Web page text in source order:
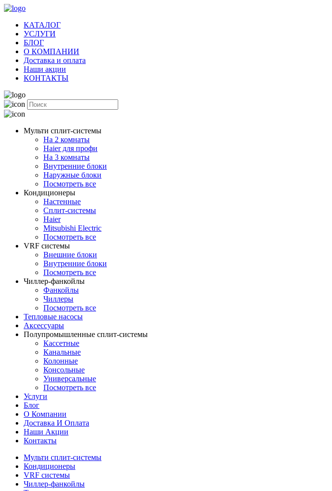
КАТАЛОГ
УСЛУГИ
БЛОГ
О КОМПАНИИ
Доставка и оплата
Наши акции
КОНТАКТЫ
Мульти сплит-системы
На 2 комнаты
Haier для профи
На 3 комнаты
Внутренние блоки
Наружные блоки
Посмотреть все
Кондиционеры
Настенные
Сплит-системы
Haier
Mitsubishi Electric
Посмотреть все
VRF системы
Внешние блоки
Внутренние блоки
Посмотреть все
Чиллер-фанкойлы
Фанкойлы
Чиллеры
Посмотреть все
Тепловые насосы
Аксессуары
Полупромышленные сплит-системы
Кассетные
Канальные
Колонные
Консольные
Универсальные
Посмотреть все
Услуги
Блог
О Компании
Доставка И Оплата
Наши Акции
Контакты
Мульти сплит-системы
Кондиционеры
VRF системы
Чиллер-фанкойлы